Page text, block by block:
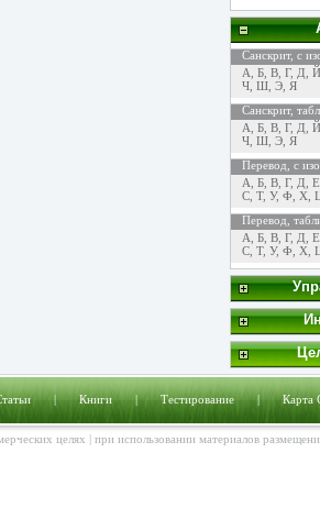
Санскрит, с
А Б, В, Г, Д Й
Ч, Ш, Э, Я
Санскрит,
А Б, В, Г, Д Й
Ч, Ш, Э, Я
Перевод, с
А Б, В, Г, Д Е
С, Т, У, Ф Х
Перевод,
А Б, В, Г, Д Е
С, Т, У, Ф Х
|Книги|Тестирование|Карта
целях | при использовании материалов